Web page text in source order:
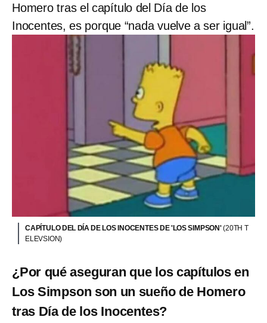
Homero tras el capítulo del Día de los
Inocentes, es porque “nada vuelve a ser igual”.
CAPÍTULO DEL DÍA DE LOS INOCENTES DE 'LOS SIMPSON'(20TH T
ELEVSION)
¿Por qué aseguran que los capítulos en
Los Simpson son un sueño de Homero
tras Día de los Inocentes?